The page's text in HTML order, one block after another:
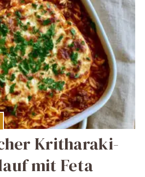
Kritharaki-
mit Feta